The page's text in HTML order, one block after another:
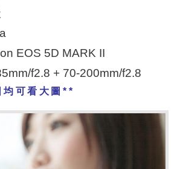
EOS 5D MARK II
f2.8 + 70-200mm/f2.8
可看大圖**